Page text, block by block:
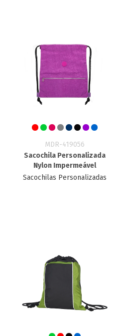
MDR-419056
Sacochila Personalizada
Nylon Impermeável
Sacochilas Personalizadas